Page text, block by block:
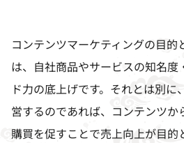
コンテンツマーケティングの目的
は、自社商品やサービスの知名
ド力の底上げです。それとは別に
営するのであれば、コンテンツか
購買を促すことで売上向上が目的